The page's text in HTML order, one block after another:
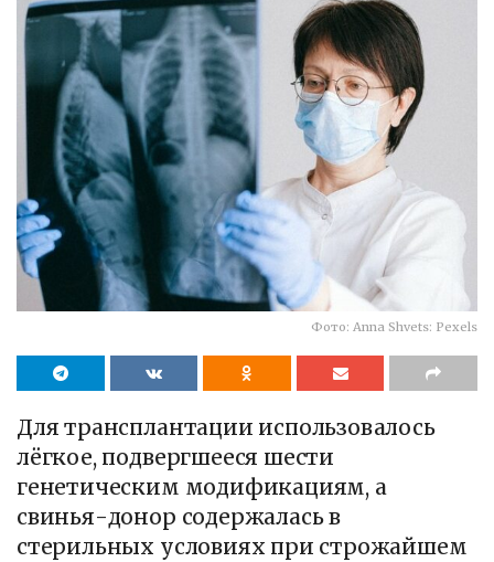
Фото: Anna Shvets: Pexels
Для трансплантации использовалось
лёгкое, подвергшееся шести
генетическим модификациям, а
свинья-донор содержалась в
стерильных условиях при строжайшем